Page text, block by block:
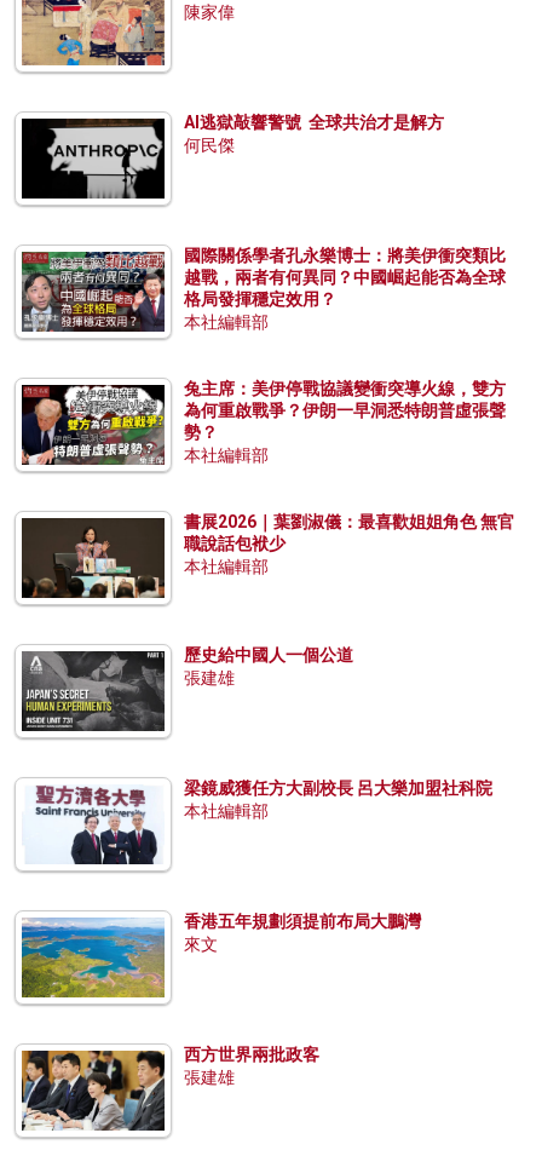
陳家偉
AI逃獄敲響警號 全球共治才是解方
何民傑
國際關係學者孔永樂博士：將美伊衝突類比
越戰，兩者有何異同？中國崛起能否為全球
格局發揮穩定效用？
本社編輯部
兔主席：美伊停戰協議變衝突導火線，雙方
為何重啟戰爭？伊朗一早洞悉特朗普虛張聲
勢？
本社編輯部
書展2026｜葉劉淑儀：最喜歡姐姐角色 無官
職說話包袱少
本社編輯部
歷史給中國人一個公道
張建雄
梁鏡威獲任方大副校長 呂大樂加盟社科院
本社編輯部
香港五年規劃須提前布局大鵬灣
來文
西方世界兩批政客
張建雄